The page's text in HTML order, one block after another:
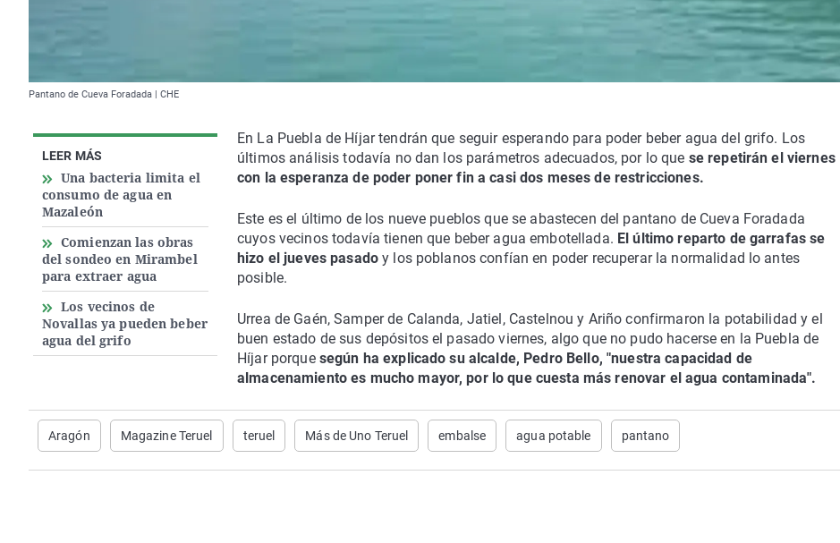
Pantano de Cueva Foradada | CHE
LEER MÁS
Una bacteria limita el
consumo de agua en
Mazaleón
Comienzan las obras
del sondeo en Mirambel
para extraer agua
Los vecinos de
Novallas ya pueden beber
agua del grifo
En La Puebla de Híjar tendrán que seguir esperando para poder beber agua del grifo. Los
últimos análisis todavía no dan los parámetros adecuados, por lo que se repetirán el viernes
con la esperanza de poder poner fin a casi dos meses de restricciones.
Este es el último de los nueve pueblos que se abastecen del pantano de Cueva Foradada
cuyos vecinos todavía tienen que beber agua embotellada. El último reparto de garrafas se
hizo el jueves pasadoy los poblanos confían en poder recuperar la normalidad lo antes
posible.
Urrea de Gaén, Samper de Calanda, Jatiel, Castelnou y Ariño confirmaron la potabilidad y el
buen estado de sus depósitos el pasado viernes, algo que no pudo hacerse en la Puebla de
Híjar porque según ha explicado su alcalde, Pedro Bello, "nuestra capacidad de
almacenamiento es mucho mayor, por lo que cuesta más renovar el agua contaminada".
Aragón Magazine Teruel teruel Más de Uno Teruel embalse agua potable pantano